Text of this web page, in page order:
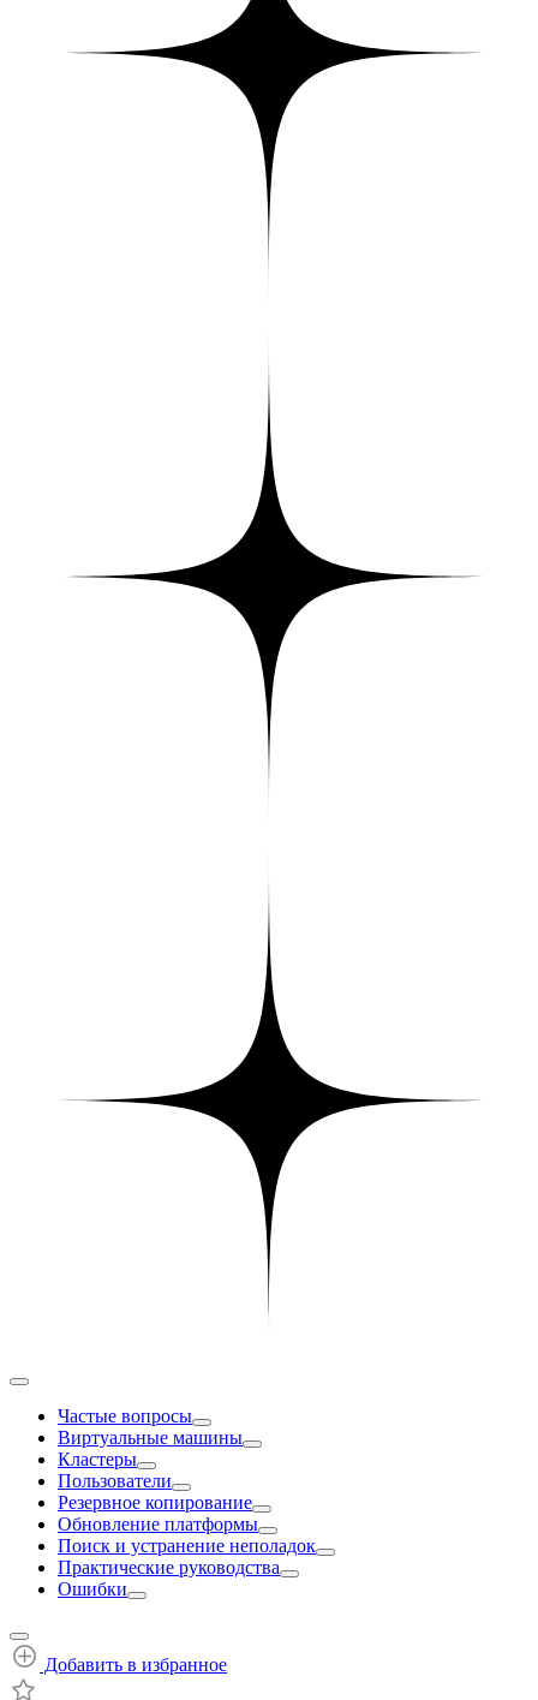
Частые вопросы
Виртуальные машины
Кластеры
Пользователи
Резервное копирование
Обновление платформы
Поиск и устранение неполадок
Практические руководства
Ошибки
Добавить в избранное